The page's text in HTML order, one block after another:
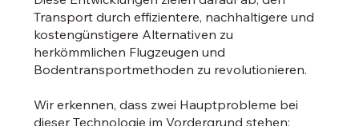
Transport durch effizientere, nachhaltigere und
kostengünstigere Alternativen zu
herkömmlichen Flugzeugen und
Bodentransportmethoden zu revolutionieren.
Wir erkennen, dass zwei Hauptprobleme bei
dieser Technologie im Vordergrund stehen: